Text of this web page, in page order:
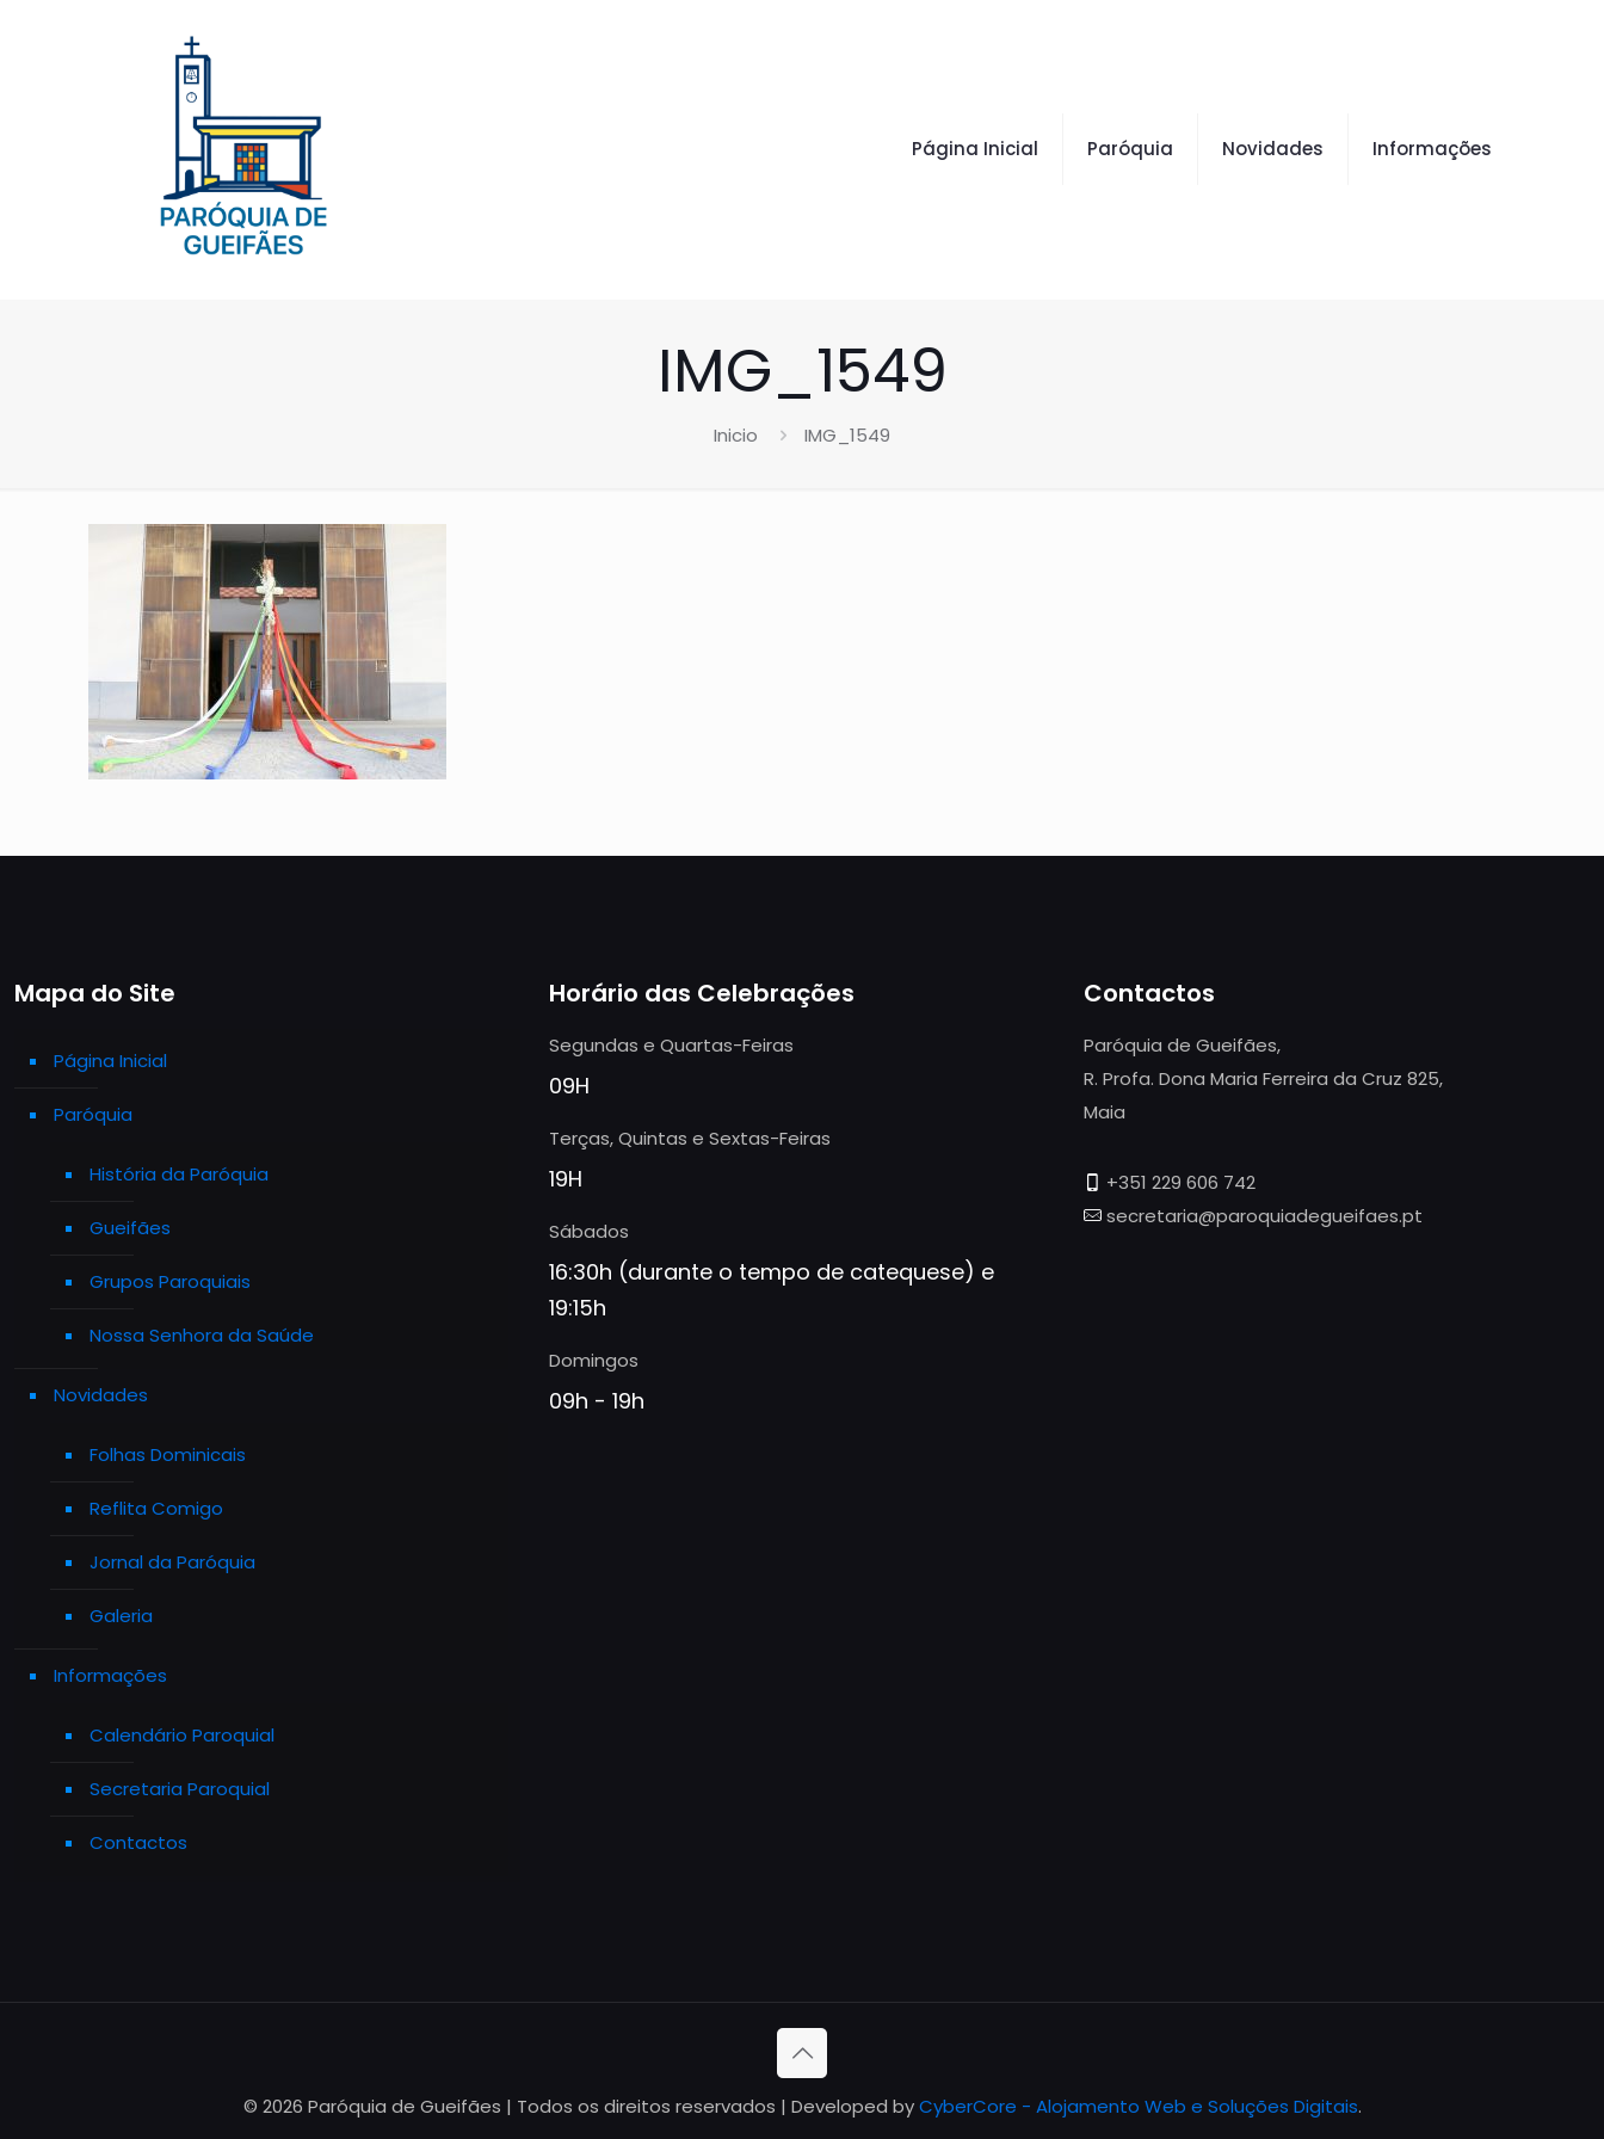
Página Inicial Paróquia Novidades Informações
IMG_1549
Inicio IMG_1549
Mapa do Site
Página Inicial
Paróquia
História da Paróquia
Gueifães
Grupos Paroquiais
Nossa Senhora da Saúde
Novidades
Folhas Dominicais
Reflita Comigo
Jornal da Paróquia
Galeria
Informações
Calendário Paroquial
Secretaria Paroquial
Contactos
Horário das Celebrações
Segundas e Quartas-Feiras
09H
Terças, Quintas e Sextas-Feiras
19H
Sábados
16:30h (durante o tempo de catequese) e
19:15h
Domingos
09h - 19h
Contactos
Paróquia de Gueifães,
R. Profa. Dona Maria Ferreira da Cruz 825,
Maia
+351 229 606 742
secretaria@paroquiadegueifaes.pt
© 2026 Paróquia de Gueifães | Todos os direitos reservados | Developed byCyberCore - Alojamento Web e Soluções Digitais.